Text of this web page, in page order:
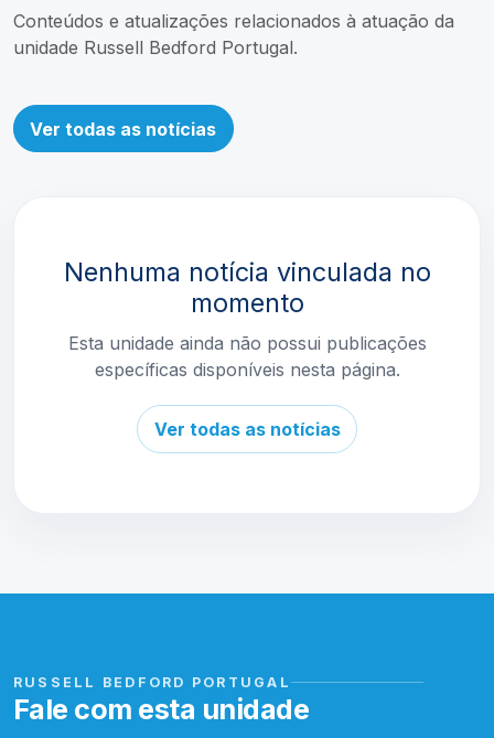
Conteúdos e atualizações relacionados à atuação da
unidade Russell Bedford Portugal.
Ver todas as notícias
Nenhuma notícia vinculada no
momento
Esta unidade ainda não possui publicações
específicas disponíveis nesta página.
Ver todas as notícias
RUSSELL BEDFORD PORTUGAL
Fale com esta unidade